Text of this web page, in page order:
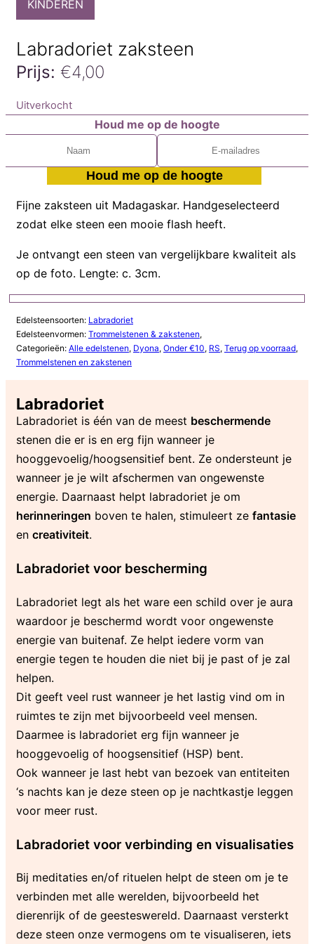
KINDEREN
Labradoriet zaksteen
Prijs: €4,00
Uitverkocht
Houd me op de hoogte
Houd me op de hoogte
Fijne zaksteen uit Madagaskar. Handgeselecteerd
zodat elke steen een mooie flash heeft.
Je ontvangt een steen van vergelijkbare kwaliteit als
op de foto. Lengte: c. 3cm.
Edelsteensoorten: Labradoriet
Edelsteenvormen: Trommelstenen & zakstenen,
Categorieën: Alle edelstenen, Dyona, Onder €10, RS, Terug op voorraad,
Trommelstenen en zakstenen
Labradoriet
Labradoriet is één van de meest beschermende
stenen die er is en erg fijn wanneer je
hooggevoelig/hoogsensitief bent. Ze ondersteunt je
wanneer je je wilt afschermen van ongewenste
energie. Daarnaast helpt labradoriet je om
herinneringen boven te halen, stimuleert ze fantasie
en creativiteit.
Labradoriet voor bescherming
Labradoriet legt als het ware een schild over je aura
waardoor je beschermd wordt voor ongewenste
energie van buitenaf. Ze helpt iedere vorm van
energie tegen te houden die niet bij je past of je zal
helpen.
Dit geeft veel rust wanneer je het lastig vind om in
ruimtes te zijn met bijvoorbeeld veel mensen.
Daarmee is labradoriet erg fijn wanneer je
hooggevoelig of hoogsensitief (HSP) bent.
Ook wanneer je last hebt van bezoek van entiteiten
‘s nachts kan je deze steen op je nachtkastje leggen
voor meer rust.
Labradoriet voor verbinding en visualisaties
Bij meditaties en/of rituelen helpt de steen om je te
verbinden met alle werelden, bijvoorbeeld het
dierenrijk of de geesteswereld. Daarnaast versterkt
deze steen onze vermogens om te visualiseren, iets